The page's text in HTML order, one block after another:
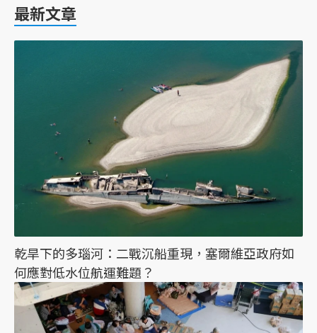
最新文章
乾旱下的多瑙河：二戰沉船重現，塞爾維亞政府如
何應對低水位航運難題？